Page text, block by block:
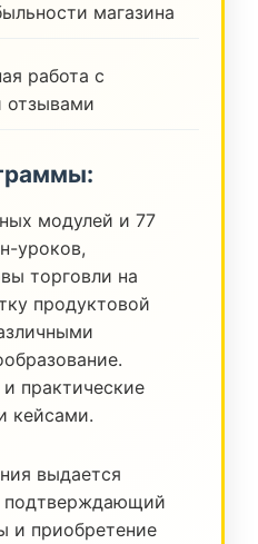
магазина
работа с
отзывами
модулей и 77
уроков,
торговли на
продуктовой
практические
кейсами.
выдается
подтверждающий
и приобретение